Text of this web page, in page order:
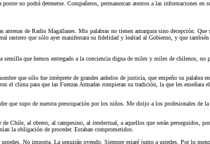
no podrá detenerse. Compañeros, permanezcan atentos a las informaciones
de Radio Magallanes. Mis palabras no tienen amargura sino decepción.
rastrero que sólo ayer manifestara su fidelidad y lealtad al Gobierno, y que
que hemos entregado a la conciencia digna de miles y miles de chilenos, no
que sólo fue intérprete de grandes anhelos de justicia, que empeño su
clima para que las Fuerzas Armadas rompieran su tradición, la que les
que supo de nuestra preocupación por los niños. Me dirijo a los profesionales
al obrero, al campesino, al intelectual, a aquellos que serán perseguidos,
la obligación de proceder. Estaban comprometidos.
No importa. La seguirán oyendo. Siempre estaré junto a ustedes. Por lo